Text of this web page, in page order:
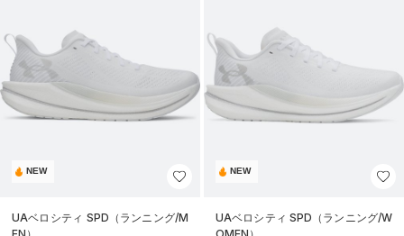
NEW
UAベロシティ SPD（ランニング/M
NEW
UAベロシティ SPD（ランニング/W